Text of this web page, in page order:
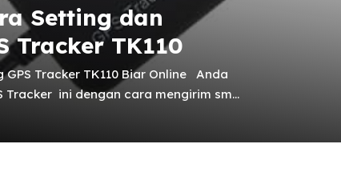
Setting dan
Tracker TK110
GPS Tracker TK110 Biar Online Anda
Tracker ini dengan cara mengirim sms
akan membalas sms berupa